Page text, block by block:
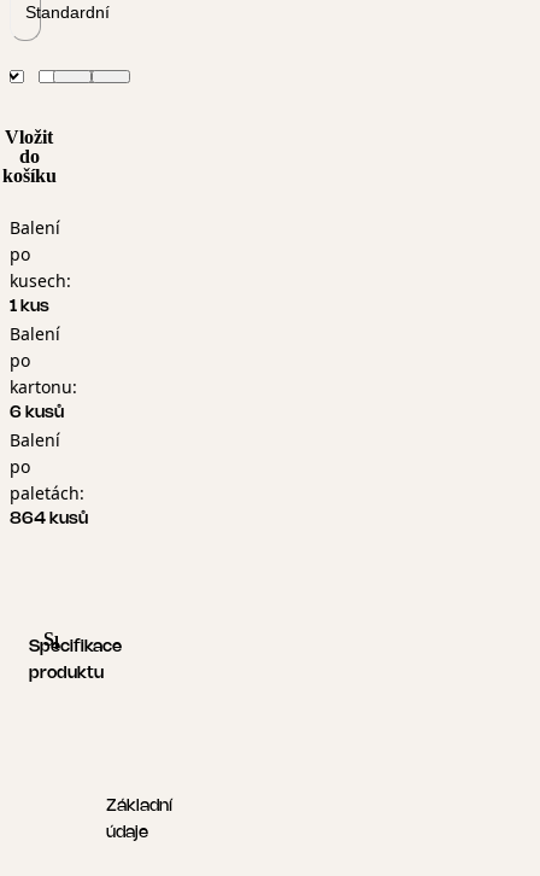
Standardní
Vložit
do
košíku
Balení
po
kusech:
1 kus
Balení
po
kartonu:
6 kusů
Balení
po
paletách:
864 kusů
Specifikace produktu
Specifikace
produktu
Základní
údaje